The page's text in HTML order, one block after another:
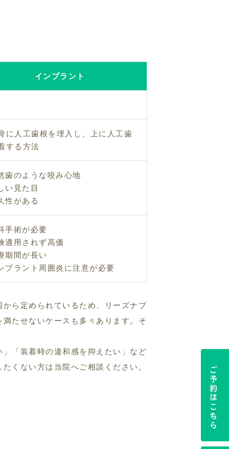
インプラント
に人工歯根を埋入し、上に人工歯
する方法
歯のような咬み心地
い見た目
性がある
手術が必要
適用されず高価
期間が長い
プラント周囲炎に注意が必要
ら定められているため、リーズナブ
たせないケースも多々あります。そ
「装着時の違和感を抑えたい」など
くない方は当院へご相談ください。
ご予約はこちら